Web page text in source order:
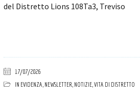
del Distretto Lions 108Ta3, Treviso
17/07/2026
IN EVIDENZA NEWSLETTER NOTIZIE ,VITA DI DISTRETTO